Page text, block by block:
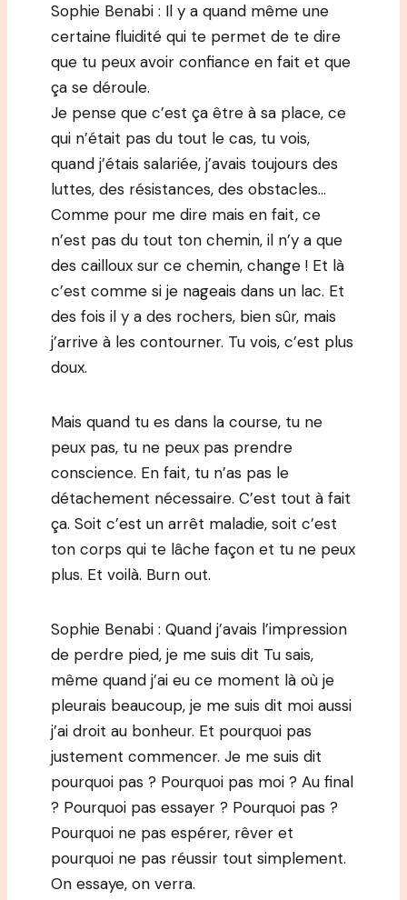
Sophie Benabi : Il y a quand même une
certaine fluidité qui te permet de te dire
que tu peux avoir confiance en fait et que
ça se déroule.
Je pense que c’est ça être à sa place, ce
qui n’était pas du tout le cas, tu vois,
quand j’étais salariée, j’avais toujours des
luttes, des résistances, des obstacles…
Comme pour me dire mais en fait, ce
n’est pas du tout ton chemin, il n’y a que
des cailloux sur ce chemin, change ! Et là
c’est comme si je nageais dans un lac. Et
des fois il y a des rochers, bien sûr, mais
j’arrive à les contourner. Tu vois, c’est plus
doux.
Mais quand tu es dans la course, tu ne
peux pas, tu ne peux pas prendre
conscience. En fait, tu n’as pas le
détachement nécessaire. C’est tout à fait
ça. Soit c’est un arrêt maladie, soit c’est
ton corps qui te lâche façon et tu ne peux
plus. Et voilà. Burn out.
Sophie Benabi : Quand j’avais l’impression
de perdre pied, je me suis dit Tu sais,
même quand j’ai eu ce moment là où je
pleurais beaucoup, je me suis dit moi aussi
j’ai droit au bonheur. Et pourquoi pas
justement commencer. Je me suis dit
pourquoi pas ? Pourquoi pas moi ? Au final
? Pourquoi pas essayer ? Pourquoi pas ?
Pourquoi ne pas espérer, rêver et
pourquoi ne pas réussir tout simplement.
On essaye, on verra.